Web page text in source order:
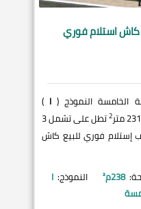
كاش استلام فوري
الخامسة النموذج ( I
)
2
تطل على تشمل 3
تشطيب إستلام فوري للبيع كاش
238م² النموذج: I